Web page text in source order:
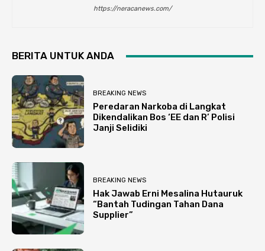
https://neracanews.com/
BERITA UNTUK ANDA
BREAKING NEWS
Peredaran Narkoba di Langkat
Dikendalikan Bos ‘EE dan R’ Polisi
Janji Selidiki
BREAKING NEWS
Hak Jawab Erni Mesalina Hutauruk
“Bantah Tudingan Tahan Dana
Supplier”